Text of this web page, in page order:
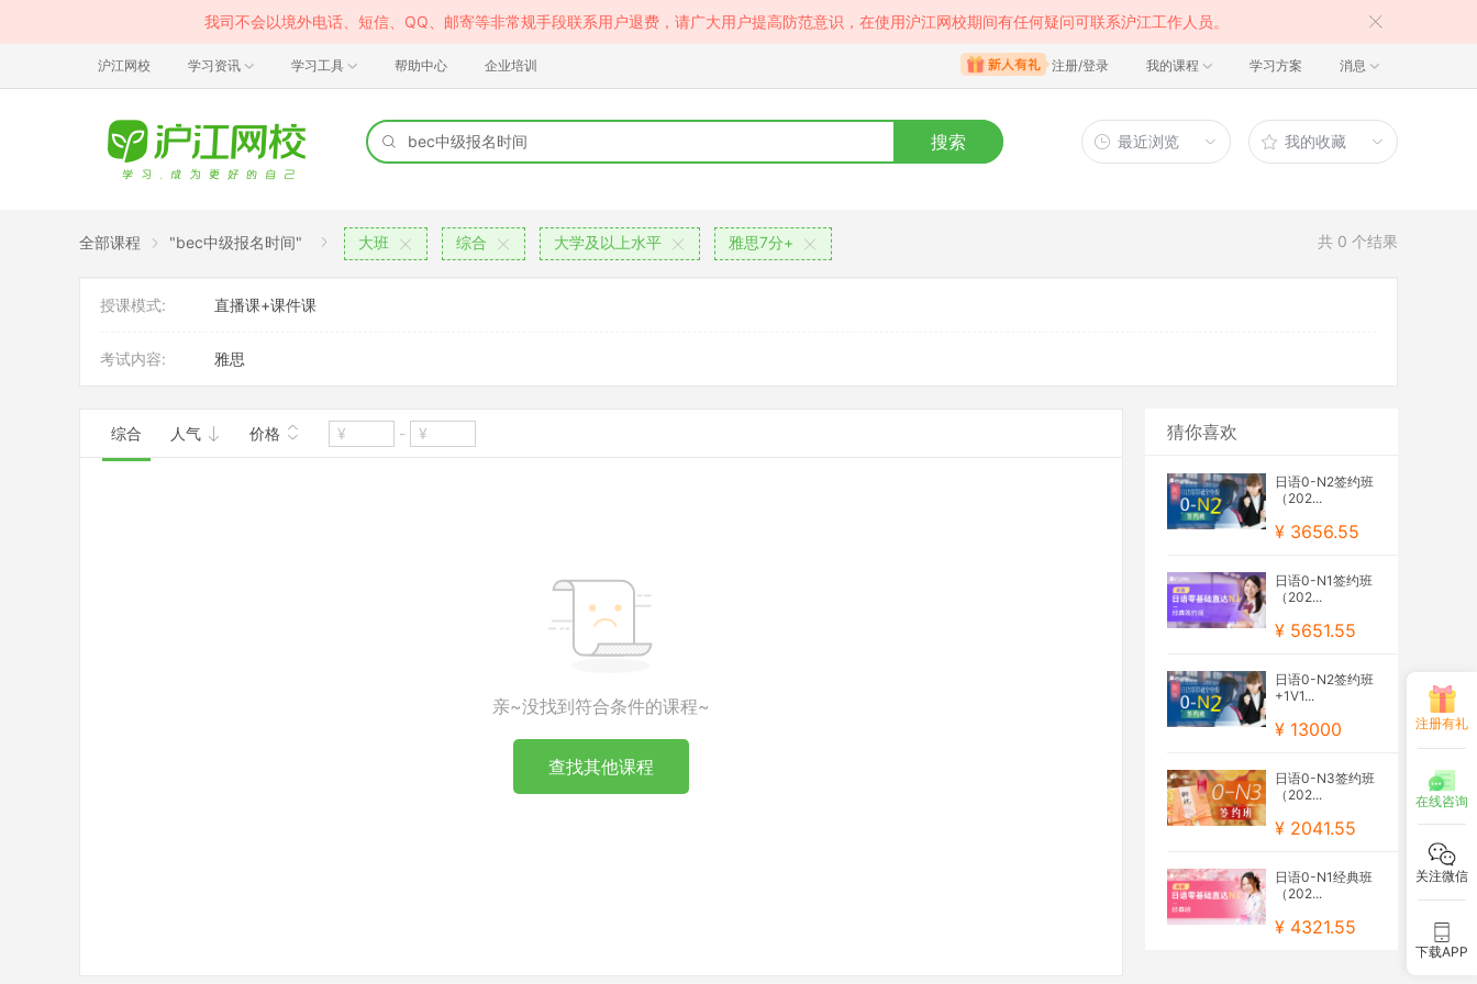
我司不会以境外电话、短信、QQ、邮寄等非常规手段联系用户退费，请广大用户提高防范意识，在使用沪江网校期间有任何疑问可联系沪江工作人员。
沪江网校 学习资讯 学习工具 帮助中心 企业培训 注册/登录 我的课程 学习方案 消息
搜索 最近浏览 我的收藏
全部课程 "bec中级报名时间" 大班 综合 大学及以上水平 雅思7分+ 共 0 个结果
授课模式: 直播课+课件课
考试内容: 雅思
综合 人气 价格 -
亲~没找到符合条件的课程~
查找其他课程
猜你喜欢
日语0-N2签约班
（202...
¥ 3656.55
日语0-N1签约班
（202...
¥ 5651.55
日语0-N2签约班
+1V1...
¥ 13000
日语0-N3签约班
（202...
¥ 2041.55
日语0-N1经典班
（202...
¥ 4321.55
注册有礼
在线咨询
关注微信
下载APP